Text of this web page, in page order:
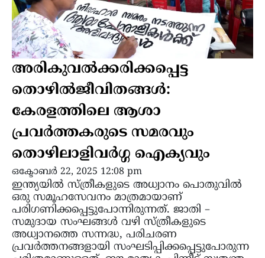
അരികുവൽക്കരിക്കപ്പെട്ട
തൊഴിൽജീവിതങ്ങൾ:
കേരളത്തിലെ ആശാ
പ്രവർത്തകരുടെ സമരവും
തൊഴിലാളിവർഗ്ഗ ഐക്യവും
ഒക്ടോബർ 22, 2025 12:08 pm
ഇന്ത്യയിൽ സ്ത്രീകളുടെ അധ്വാനം പൊതുവിൽ
ഒരു സമൂഹസേവനം മാത്രമായാണ്
പരിഗണിക്കപ്പെട്ടുപോന്നിരുന്നത്. ജാതി –
സമുദായ സംഘങ്ങൾ വഴി സ്ത്രീകളുടെ
അധ്വാനത്തെ സന്നദ്ധ, പരിചരണ
പ്രവർത്തനങ്ങളായി സംഘടിപ്പിക്കപ്പെട്ടുപോരുന്ന